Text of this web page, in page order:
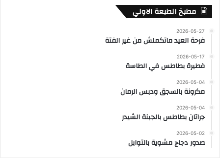
مطبخ الطبعة الاولي
2026-05-27
فرحة العيد ماتكملش من غير الفتة
2026-05-17
فطيرة بطاطس في الطاسة
2026-05-04
مكرونة بالسجق ودبس الرمان
2026-05-04
جراتان بطاطس بالجبنة الشيدر
2026-05-02
صدور دجاج مشوية بالتوابل